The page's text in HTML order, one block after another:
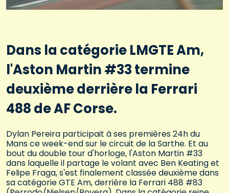
Dans la catégorie LMGTE Am,
l'Aston Martin #33 termine
deuxième derrière la Ferrari
488 de AF Corse.
Dylan Pereira participait à ses premières 24h du
Mans ce week-end sur le circuit de la Sarthe. Et au
bout du double tour d'horloge, l'Aston Martin #33
dans laquelle il partage le volant avec Ben Keating et
Felipe Fraga, s'est finalement classée deuxième dans
sa catégorie GTE Am, derrière la Ferrari 488 #83